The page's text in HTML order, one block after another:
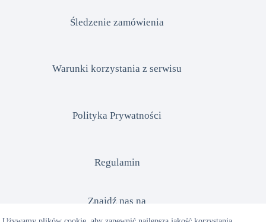
Śledzenie zamówienia
Warunki korzystania z serwisu
Polityka Prywatności
Regulamin
Znajdź nas na